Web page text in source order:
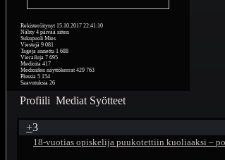
Rekisteröitynyt 15.10.2017 22:41:10
Nähty 4 päivää sitten
Sukupuoli Mies
Viestejä 9 081
Tageja annettu 1 688
Vierailuja 7 695
Medioita 417
Medioiden näyttökerrat 429 763
Plussia 5 154
Saavutuksia 26
Profiili Mediat Syötteet
+3
18-vuotias opiskelija puukotettiin kuoliaaksi –